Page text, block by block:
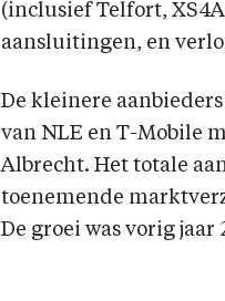
(inclusief Telfort,
aansluitingen, en
De kleinere
van NLE en T-Mobile
Albrecht. Het totale
toenemende
De groei was vorig